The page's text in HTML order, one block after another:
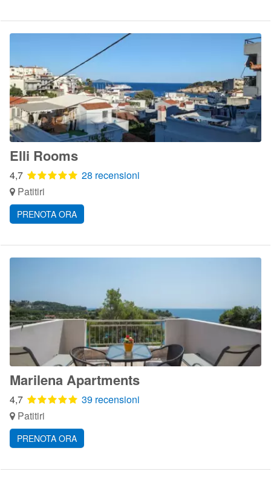
Elli Rooms
4,7
28 recensioni
Patitiri
PRENOTA ORA
Marilena Apartments
4,7
39 recensioni
Patitiri
PRENOTA ORA